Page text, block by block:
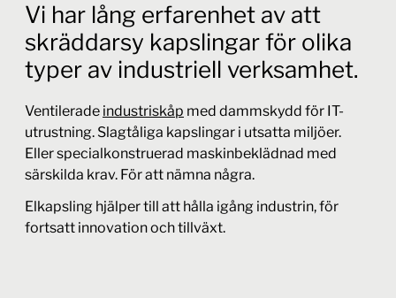
Vi har lång erfarenhet av att
skräddarsy kapslingar för olika
typer av industriell verksamhet.
Ventilerade industriskåp med dammskydd för IT-
utrustning. Slagtåliga kapslingar i utsatta miljöer.
Eller specialkonstruerad maskinbeklädnad med
särskilda krav. För att nämna några.
Elkapsling hjälper till att hålla igång industrin, för
fortsatt innovation och tillväxt.